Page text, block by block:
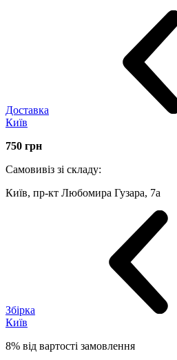
Доставка
Київ
750 грн
Самовивіз зі складу:
Київ, пр-кт Любомира Гузара, 7а
Збірка
Київ
8% від вартості замовлення